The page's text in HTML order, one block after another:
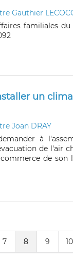
Gauthier
familiales
un
Joan DRAY
à
de l'air
de
7 8 9 10